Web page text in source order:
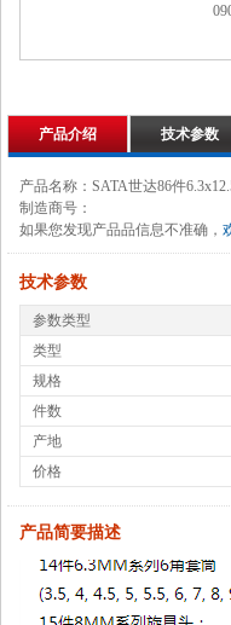
产品介绍 技术参数
产品名称：SATA世达86件
制造商号：
如果您发现产品品信息不准确，
技术参数
参数类型
类型
规格
件数
产地
价格
产品简要描述